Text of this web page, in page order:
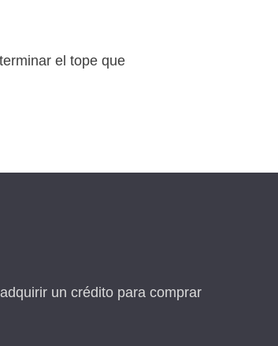
el tope que
un crédito para comprar